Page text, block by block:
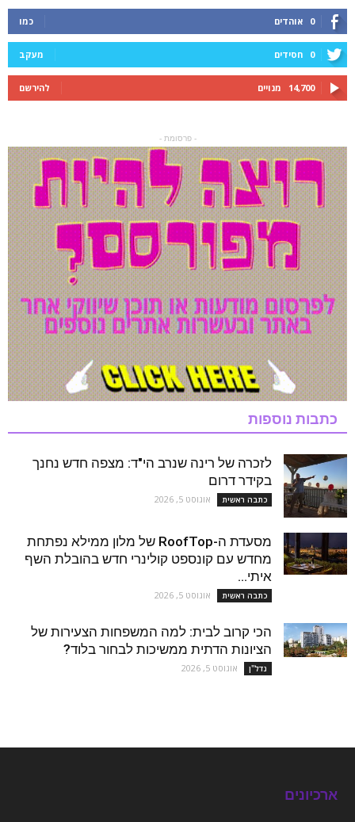
0 אוהדים כמו
0 חסידים מעקב
14,700 מנויים להירשם
- פרסומת -
כתבות נוספות
לזכרה של רינה שנרב הי"ד: מצפה חדש נחנך
בקידר דרום
כתבה ראשית אוגוסט 5, 2026
מסעדת ה-RoofTop של מלון ממילא נפתחת
מחדש עם קונספט קולינרי חדש בהובלת השף
איתי...
כתבה ראשית אוגוסט 5, 2026
הכי קרוב לבית: למה המשפחות הצעירות של
הציונות הדתית ממשיכות לבחור בלוד?
נדל''ן אוגוסט 5, 2026
ארכיונים